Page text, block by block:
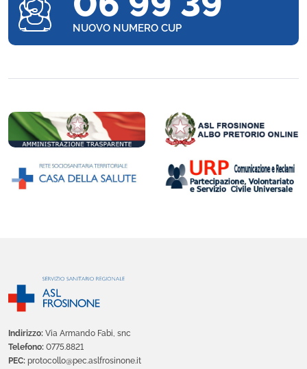
NUOVO NUMERO CUP
Indirizzo: Via Armando Fabi, snc
Telefono: 0775.8821
PEC: protocollo@pec.aslfrosinone.it